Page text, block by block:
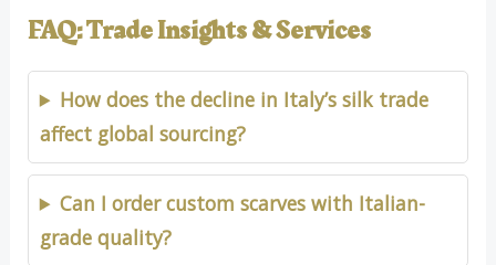
FAQ: Trade Insights & Services
How does the decline in Italy’s silk trade
affect global sourcing?
Can I order custom scarves with Italian-
grade quality?